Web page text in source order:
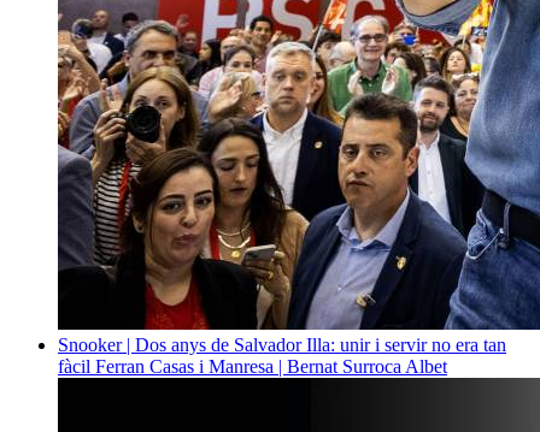
Snooker | Dos anys de Salvador Illa: unir i servir no era tan
fàcil Ferran Casas i Manresa | Bernat Surroca Albet